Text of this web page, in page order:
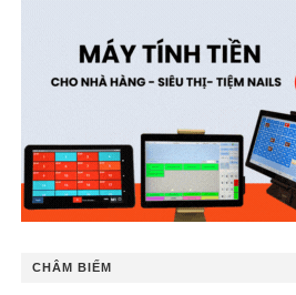
CHÂM BIẾM